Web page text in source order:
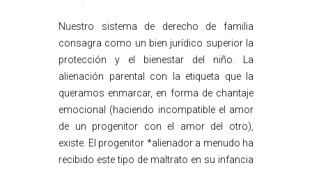
Nuestro sistema de derecho de familia
consagra como un bien jurídico superior la
protección y el bienestar del niño. La
alienación parental con la etiqueta que la
queramos enmarcar, en forma de chantaje
emocional (haciendo incompatible el amor
de un progenitor con el amor del otro),
existe. El progenitor *alienador a menudo ha
recibido este tipo de maltrato en su infancia